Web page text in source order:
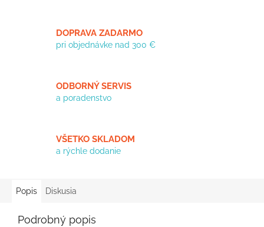
DOPRAVA ZADARMO
pri objednávke nad 300 €
ODBORNÝ SERVIS
a poradenstvo
VŠETKO SKLADOM
a rýchle dodanie
Popis Diskusia
Podrobný popis